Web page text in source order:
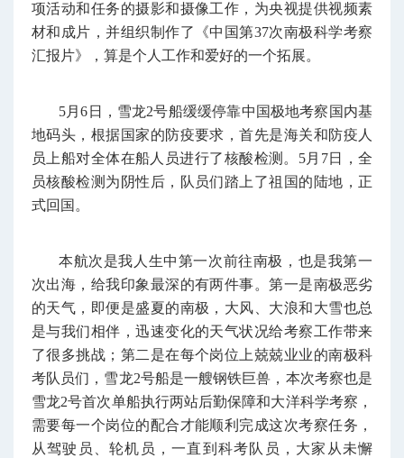
项活动和任务的摄影和摄像工作，为央视提供视频素
材和成片，并组织制作了《中国第37次南极科学考察
汇报片》，算是个人工作和爱好的一个拓展。
5月6日，雪龙2号船缓缓停靠中国极地考察国内基
地码头，根据国家的防疫要求，首先是海关和防疫人
员上船对全体在船人员进行了核酸检测。5月7日，全
员核酸检测为阴性后，队员们踏上了祖国的陆地，正
式回国。
本航次是我人生中第一次前往南极，也是我第一
次出海，给我印象最深的有两件事。第一是南极恶劣
的天气，即便是盛夏的南极，大风、大浪和大雪也总
是与我们相伴，迅速变化的天气状况给考察工作带来
了很多挑战；第二是在每个岗位上兢兢业业的南极科
考队员们，雪龙2号船是一艘钢铁巨兽，本次考察也是
雪龙2号首次单船执行两站后勤保障和大洋科学考察，
需要每一个岗位的配合才能顺利完成这次考察任务，
从驾驶员、轮机员，一直到科考队员，大家从未懈